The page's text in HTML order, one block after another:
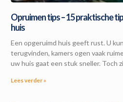
Opruimen tips – 15 praktische
huis
Een opgeruimd huis geeft rust. U
terugvinden, kamers ogen vaak
uw huis gaat een stuk sneller. Toch
Lees verder »